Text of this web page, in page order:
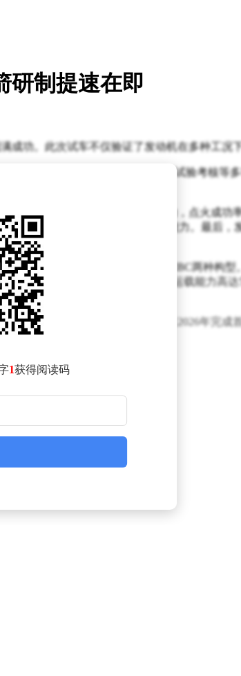
研制提速在即
功。此次试车不仅验证了发动机在多种工况
、多次点火验证以及连续变工况试验考核等
，连续三次点火起停均取得成功，点火成功
节能力限制，展现了其宽域调节能力。最后，
大型模块化设计，分为基本型和CBC两种构
吨，起飞推力约2730吨，LEO运载能力高
坚实基础，预示着该火箭有望在2026年完成
1获得阅读码